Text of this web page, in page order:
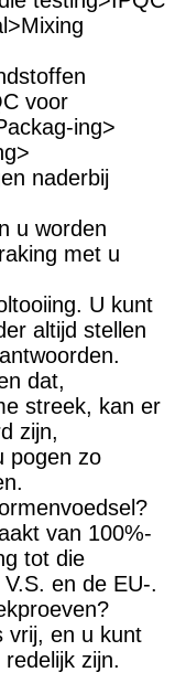
testing>IPQC
voor
ing>
naderbij
u worden
met u
U kunt
altijd stellen
dat,
streek, kan er
zijn,
pogen zo
van 100%-
tot die
en de EU-.
vrij, en u kunt
zijn.